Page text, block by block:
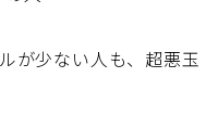
が少ない人も、超悪